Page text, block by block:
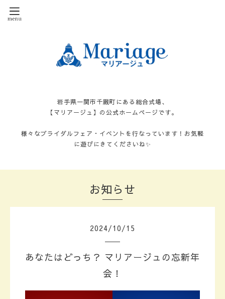
岩手県一関市千厩町にある総合式場、
【マリアージュ】の公式ホームページです。
様々なブライダルフェア・イベントを行なっています！お気軽
に遊びにきてくださいね✨
お知らせ
2024/10/15
あなたはどっち？ マリアージュの忘新年
会！